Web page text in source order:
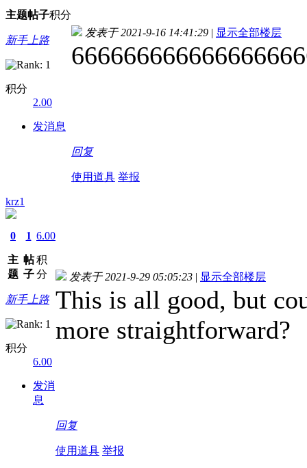
主题帖子积分
新手上路
积分
2.00
发消息
发表于 2021-9-16 14:41:29 | 显示全部楼层
回复
使用道具 举报
krz1
0
主
题
1
帖
子
6.00
积
分
新手上路
积分
6.00
发消
息
发表于 2021-9-29 05:05:23 | 显示全部楼层
This is all good, but
more straightforward?
回复
使用道具 举报